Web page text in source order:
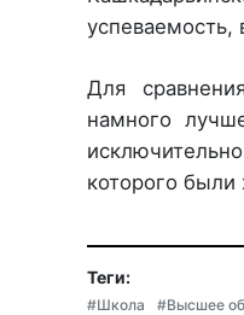
успеваемость,
Для
намного
которого
Теги:
#Школа #Высшее